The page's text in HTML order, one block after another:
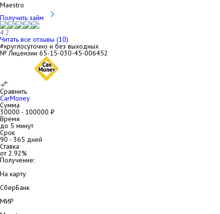
Maestro
Получить займ
4.2
Читать все отзывы (10)
#круглосуточно и без выходных
№ Лицензии 65-15-030-45-006452
Сравнить
CarMoney
Сумма
30000 - 100000 ₽
Время
до 5 минут
Срок
90 - 365 дней
Ставка
от2.92%
Получение:
На карту
СберБанк
МИР